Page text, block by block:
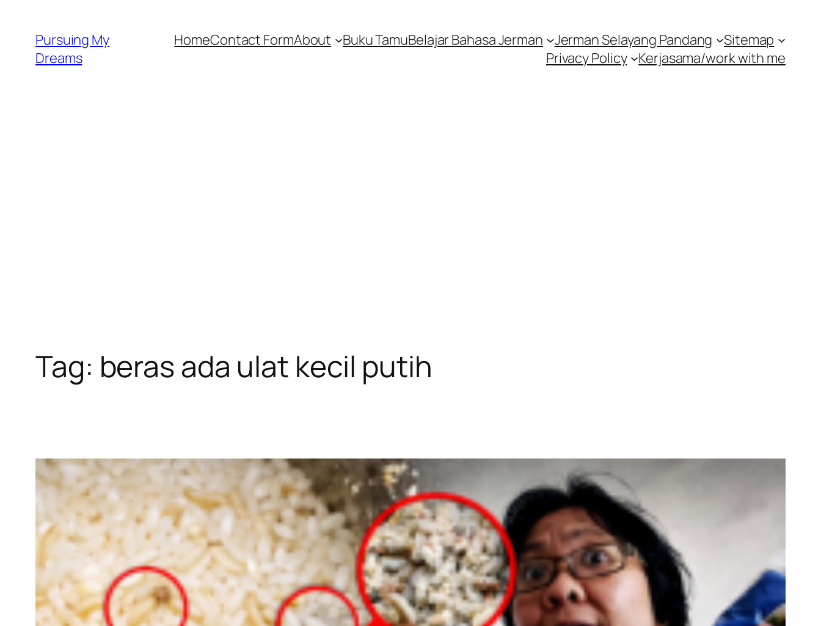
content
Pursuing My
Dreams
HomeContact FormAbout Buku TamuBelajar Bahasa Jerman Jerman Selayang Pandang
Sitemap
Privacy Policy
Kerjasama/work with me
Tag: beras ada ulat kecil putih